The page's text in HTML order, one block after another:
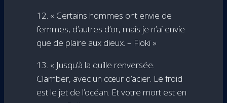
12. « Certains hommes ont envie de
femmes, d’autres d’or, mais je n’ai envie
que de plaire aux dieux. – Floki »
13. « Jusqu’à la quille renversée.
Clamber, avec un cœur d’acier. Le froid
est le jet de l’océan. Et votre mort est en